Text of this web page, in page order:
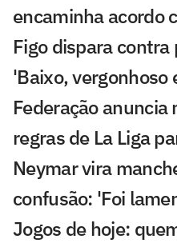
encaminha acordo
Figo dispara
'Baixo, vergonhoso
Federação anuncia
regras de La Liga
Neymar vira
confusão: 'Foi
Jogos de hoje: